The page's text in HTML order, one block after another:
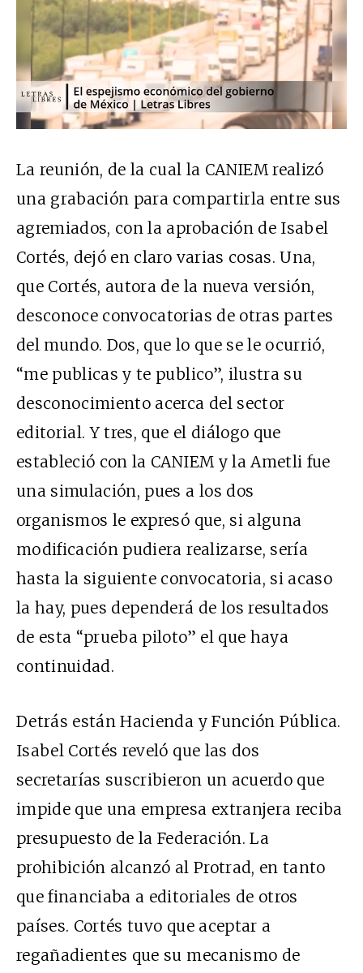
La reunión, de la cual la CANIEM realizó
una grabación para compartirla entre sus
agremiados, con la aprobación de Isabel
Cortés, dejó en claro varias cosas. Una,
que Cortés, autora de la nueva versión,
desconoce convocatorias de otras partes
del mundo. Dos, que lo que se le ocurrió,
“me publicas y te publico”, ilustra su
desconocimiento acerca del sector
editorial. Y tres, que el diálogo que
estableció con la CANIEM y la Ametli fue
una simulación, pues a los dos
organismos le expresó que, si alguna
modificación pudiera realizarse, sería
hasta la siguiente convocatoria, si acaso
la hay, pues dependerá de los resultados
de esta “prueba piloto” el que haya
continuidad.
Detrás están Hacienda y Función Pública.
Isabel Cortés reveló que las dos
secretarías suscribieron un acuerdo que
impide que una empresa extranjera reciba
presupuesto de la Federación. La
prohibición alcanzó al Protrad, en tanto
que financiaba a editoriales de otros
países. Cortés tuvo que aceptar a
regañadientes que su mecanismo de